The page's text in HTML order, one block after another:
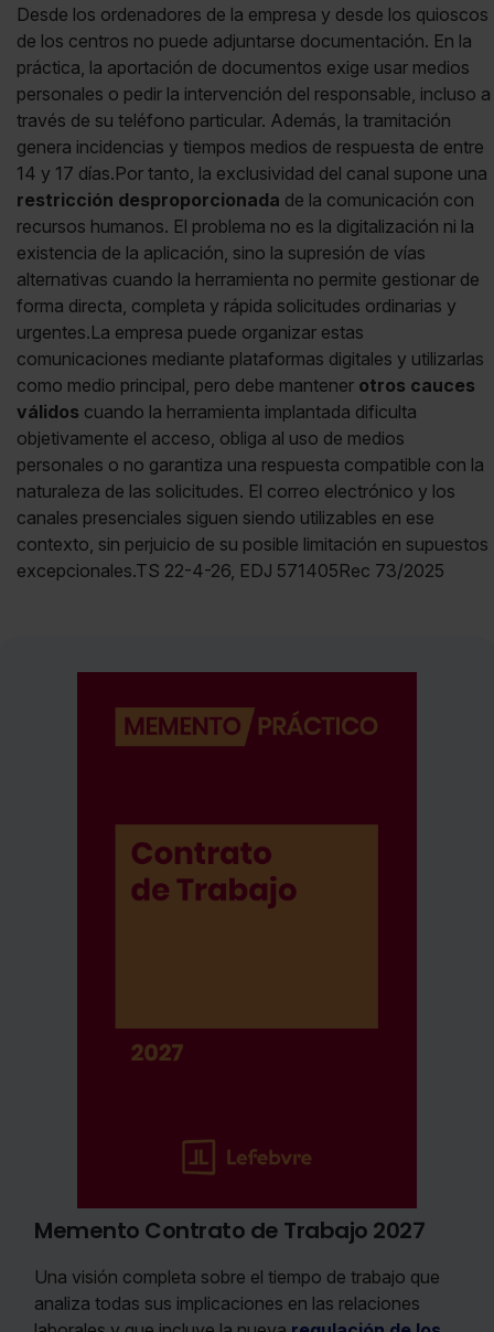
Desde los ordenadores de la empresa y desde los quioscos
de los centros no puede adjuntarse documentación. En la
práctica, la aportación de documentos exige usar medios
personales o pedir la intervención del responsable, incluso a
través de su teléfono particular. Además, la tramitación
genera incidencias y tiempos medios de respuesta de entre
14 y 17 días.Por tanto, la exclusividad del canal supone una
restricción desproporcionada de la comunicación con
recursos humanos. El problema no es la digitalización ni la
existencia de la aplicación, sino la supresión de vías
alternativas cuando la herramienta no permite gestionar de
forma directa, completa y rápida solicitudes ordinarias y
urgentes.La empresa puede organizar estas
comunicaciones mediante plataformas digitales y utilizarlas
como medio principal, pero debe mantener otros cauces
válidos cuando la herramienta implantada dificulta
objetivamente el acceso, obliga al uso de medios
personales o no garantiza una respuesta compatible con la
naturaleza de las solicitudes. El correo electrónico y los
canales presenciales siguen siendo utilizables en ese
contexto, sin perjuicio de su posible limitación en supuestos
excepcionales.TS 22-4-26, EDJ 571405Rec 73/2025
Memento Contrato de Trabajo 2027
Una visión completa sobre el tiempo de trabajo que
analiza todas sus implicaciones en las relaciones